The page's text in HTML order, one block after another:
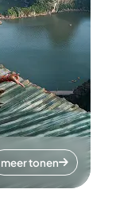
meer tonen